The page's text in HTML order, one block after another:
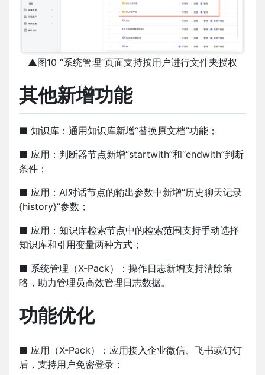
▲图10 “系统管理”页面支持按用户进行文件夹授权
其他新增功能
■ 知识库：通用知识库新增“替换原文档”功能；
■ 应用：判断器节点新增“startwith”和“endwith”判断
条件；
■ 应用：AI对话节点的输出参数中新增“历史聊天记录
{history}”参数；
■ 应用：知识库检索节点中的检索范围支持手动选择
知识库和引用变量两种方式；
■ 系统管理（X-Pack）：操作日志新增支持清除策
略，助力管理员高效管理日志数据。
功能优化
■ 应用（X-Pack）：应用接入企业微信、飞书或钉钉
后，支持用户免密登录；